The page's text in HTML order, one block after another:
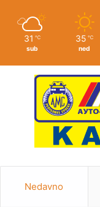
31 ℃
sub
35 ℃
ned
Nedavno